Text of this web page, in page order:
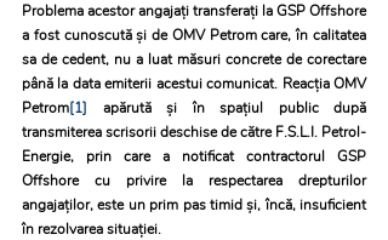
Problema acestor angajați transferați la GSP Offshore
a fost cunoscută și de OMV Petrom care, în calitatea
sa de cedent, nu a luat măsuri concrete de corectare
până la data emiterii acestui comunicat. Reacția OMV
Petrom[1] apărută și în spațiul public după
transmiterea scrisorii deschise de către F.S.L.I. Petrol-
Energie, prin care a notificat contractorul GSP
Offshore cu privire la respectarea drepturilor
angajaților, este un prim pas timid și, încă, insuficient
în rezolvarea situației.